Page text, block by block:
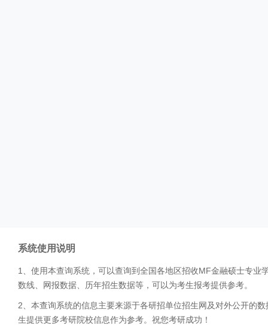
系统使用说明
1、使用本查询系统，可以查询到全国各地区招收MF金融硕士专
数线、网报数据、历年招生数据等，可以为考生报考提供参考。
2、本查询系统的信息主要来源于各研招单位招生网及对外公开的
生提供更多考研院校信息作为参考。祝您考研成功！